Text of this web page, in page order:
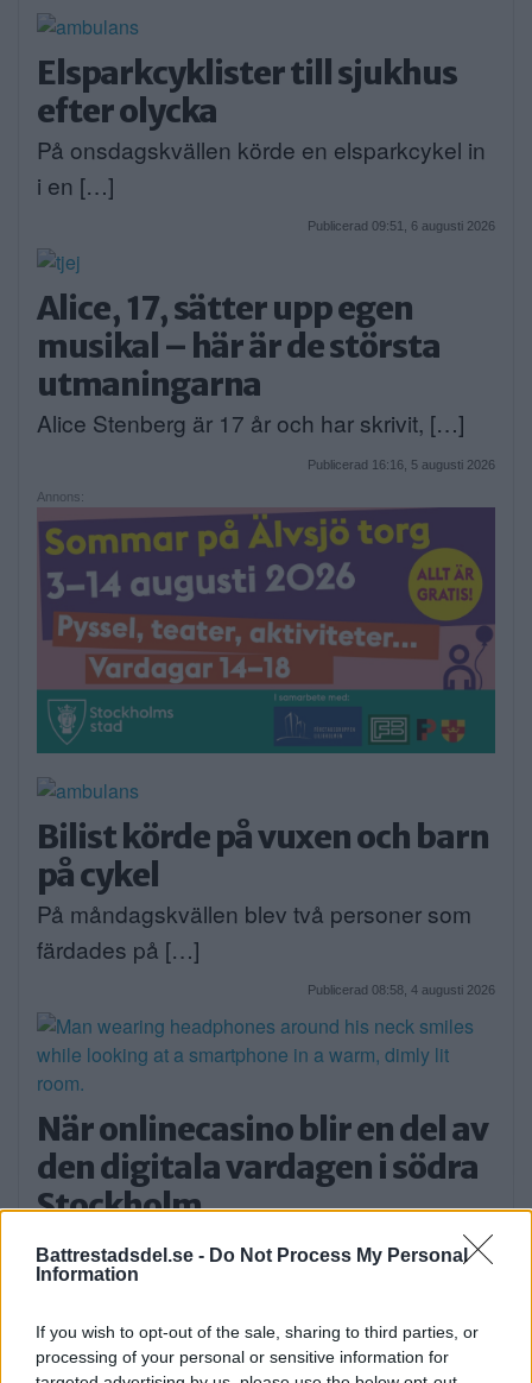
Battrestadsdel.se - Do Not Process My Personal
Information
If you wish to opt-out of the sale, sharing to third parties, or
processing of your personal or sensitive information for
Elsparkcyklister till sjukhus
efter olycka
På onsdagskvällen körde en elsparkcykel in
i en […]
Publicerad 09:51, 6 augusti 2026
Alice, 17, sätter upp egen
musikal – här är de största
utmaningarna
Alice Stenberg är 17 år och har skrivit, […]
Publicerad 16:16, 5 augusti 2026
Annons:
Bilist körde på vuxen och barn
på cykel
På måndagskvällen blev två personer som
färdades på […]
Publicerad 08:58, 4 augusti 2026
När onlinecasino blir en del av
den digitala vardagen i södra
Stockholm
EXTERN PARTNER. Södra Stockholm är en
del av […]